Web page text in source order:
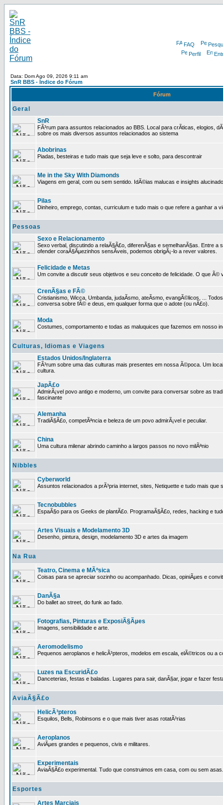
FAQ
Perfil
Data: Dom Ago 09, 2026 9:11 am
SnR BBS - Índice do Fórum
Fórum
Geral
SnR
FÃ³rum para assuntos relacionados ao BBS. Local para crÃ­ticas, elogios,
sobre os mais diversos assuntos relacionados ao sistema
Abobrinas
Piadas, besteiras e tudo mais que seja leve e solto, para descontrair
Me in the Sky With Diamonds
Viagens em geral, com ou sem sentido. IdÃ©ias malucas e insights
Pilas
Dinheiro, emprego, contas, curriculum e tudo mais o que refere a ganhar a
Pessoas
Sexo e Relacionamento
Sexo verbal, discutindo a relaÃ§Ã£o, diferenÃ§as e semelhanÃ§as. Entre a
ofender coraÃ§Ãµezinhos sensÃ­veis, podemos obrigÃ¡-lo a rever valores.
Felicidade e Metas
Um convite a discutir seus objetivos e seu conceito de felicidade. O que Ã©
CrenÃ§as e FÃ©
Cristianismo, Wicca, Umbanda, judaÃ­smo, ateÃ­smo, evangÃ©licos, ...
conversa sobre fÃ© e deus, em qualquer forma que o adote (ou nÃ£o).
Moda
Costumes, comportamento e todas as maluquices que fazemos em nosso
Culturas, Idiomas e Viagens
Estados Unidos/Inglaterra
FÃ³rum sobre uma das culturas mais presentes em nossa Ã©poca. Um
cultura.
JapÃ£o
AdmirÃ¡vel povo antigo e moderno, um convite para conversar sobre as
fascinante
Alemanha
TradiÃ§Ã£o, competÃªncia e beleza de um povo admirÃ¡vel e peculiar.
China
Uma cultura milenar abrindo caminho a largos passos no novo milÃªnio
Nibbles
Cyberworld
Assuntos relacionados a prÃ³pria internet, sites, Netiquette e tudo mais que
Tecnobubbles
EspaÃ§o para os Geeks de plantÃ£o. ProgramaÃ§Ã£o, redes, hacking e
Artes Visuais e Modelamento 3D
Desenho, pintura, design, modelamento 3D e artes da imagem
Na Rua
Teatro, Cinema e MÃºsica
Coisas para se apreciar sozinho ou acompanhado. Dicas, opiniÃµes e
DanÃ§a
Do ballet ao street, do funk ao fado.
Fotografias, Pinturas e ExposiÃ§Ãµes
Imagens, sensibilidade e arte.
Aeromodelismo
Pequenos aeroplanos e helicÃ³pteros, modelos em escala, elÃ©tricos ou a
Luzes na EscuridÃ£o
Danceterias, festas e baladas. Lugares para sair, danÃ§ar, jogar e fazer
AviaÃ§Ã£o
HelicÃ³pteros
Esquilos, Bells, Robinsons e o que mais tiver asas rotatÃ³rias
Aeroplanos
AviÃµes grandes e pequenos, civis e militares.
Experimentais
AviaÃ§Ã£o experimental. Tudo que construimos em casa, com ou sem asas.
Esportes
Artes Marciais